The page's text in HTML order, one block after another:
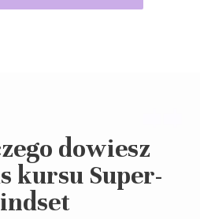
dowiesz
kursu Super-